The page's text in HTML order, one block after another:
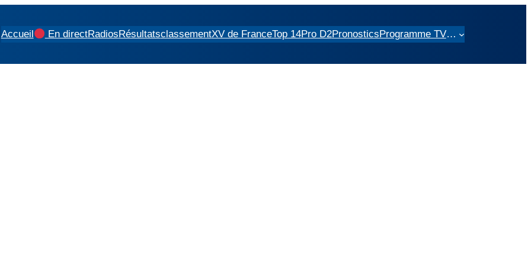
Accueil En directRadiosRésultatsclassementXV de FranceTop 14Pro D2PronosticsProgramme TV…